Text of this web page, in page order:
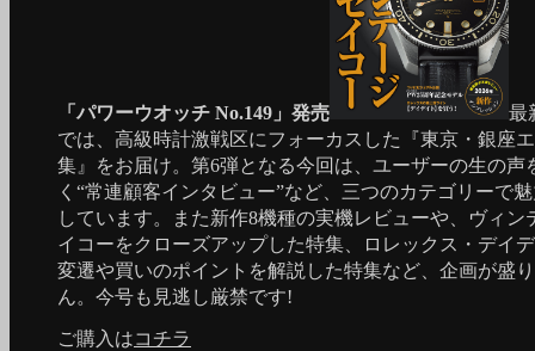
「パワーウオッチ No.149」発売
最
では、高級時計激戦区にフォーカスした『東京・銀座
集』をお届け。第6弾となる今回は、ユーザーの生の声
く“常連顧客インタビュー”など、三つのカテゴリーで
しています。また新作8機種の実機レビューや、ヴィン
イコーをクローズアップした特集、ロレックス・デイ
変遷や買いのポイントを解説した特集など、企画が盛
ん。今号も見逃し厳禁です!
ご購入はコチラ